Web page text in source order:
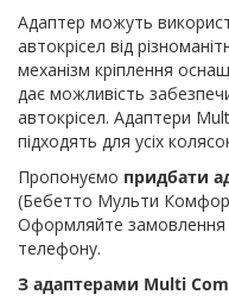
Адаптер можуть
автокрісел від
механізм кріплення
дає можливість
автокрісел. Адаптери
підходять для усіх
Пропонуємо придбати
(Бебетто Мульти
Оформляйте замовлення
телефону.
З адаптерами Multi